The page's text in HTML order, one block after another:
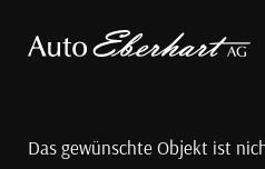
Das gewünschte Objekt ist